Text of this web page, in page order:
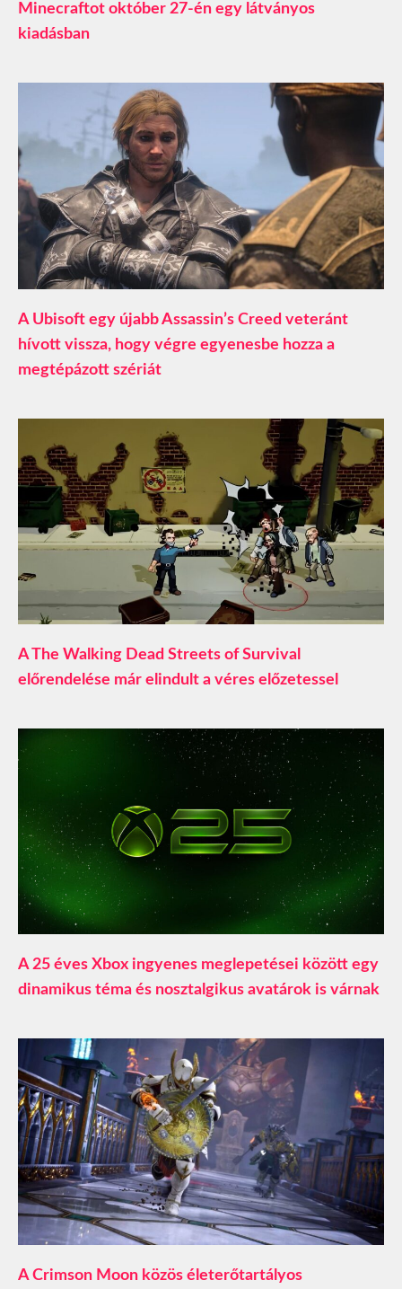
Minecraftot október 27-én egy látványos
kiadásban
A Ubisoft egy újabb Assassin’s Creed veteránt
hívott vissza, hogy végre egyenesbe hozza a
megtépázott szériát
A The Walking Dead Streets of Survival
előrendelése már elindult a véres előzetessel
A 25 éves Xbox ingyenes meglepetései között egy
dinamikus téma és nosztalgikus avatárok is várnak
A Crimson Moon közös életerőtartályos